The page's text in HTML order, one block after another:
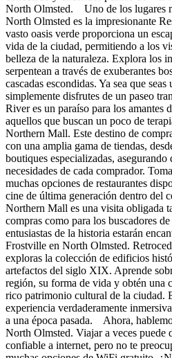
North Olmsted. Uno de los lugares
North Olmsted es la impresionante
vasto oasis verde proporciona un
vida de la ciudad, permitiendo a los
belleza de la naturaleza. Explora los
serpentean a través de exuberantes
cascadas escondidas. Ya sea que
simplemente disfrutes de un paseo
River es un paraíso para los
aquellos que buscan un poco de
Northern Mall. Este destino de
con una amplia gama de tiendas,
boutiques especializadas, asegurando
necesidades de cada comprador.
muchas opciones de restaurantes
cine de última generación dentro del
Northern Mall es una visita obligada
compras como para los buscadores
entusiastas de la historia estarán
Frostville en North Olmsted.
exploras la colección de edificios
artefactos del siglo XIX. Aprende
región, su forma de vida y obtén una
rico patrimonio cultural de la ciudad.
experiencia verdaderamente
a una época pasada. Ahora,
North Olmsted. Viajar a veces puede
confiable a internet, pero no te